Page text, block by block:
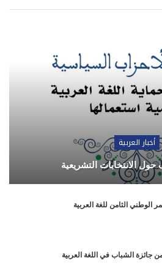
أخبار العربية
حول الانتخابات التشريعية
الوطني الثامن للغة العربية
من جائزة الشباب في اللغة العربية